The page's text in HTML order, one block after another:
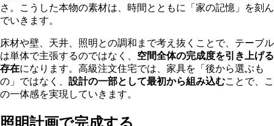
さ。こうした本物の素材は、時間とともに「家の記憶」を刻ん
でいきます。
床材や壁、天井、照明との調和まで考え抜くことで、テーブル
は単体で主張するのではなく、 空間全体の完成度を引き上げる
存在になります。高級注文住宅では、家具を「後から選ぶも
の」ではなく、 設計の一部として最初から組み込むことで、こ
の一体感を実現していきます。